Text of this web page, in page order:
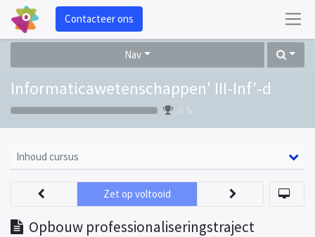
Contacteer ons
Nav
Informaticawetenschappen' III-Inf'-d
0 %
Inhoud cursus
Opbouw professionaliseringstraject
Zet op voltooid